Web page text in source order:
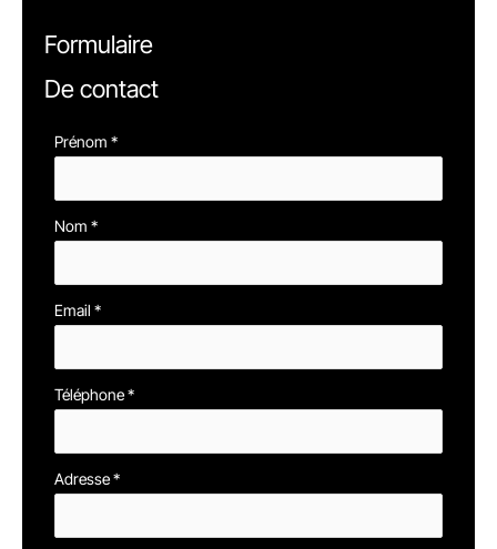
Formulaire
De contact
Formulaire
avec
téléphone
Prénom *
Nom *
Email *
Téléphone*
Adresse*